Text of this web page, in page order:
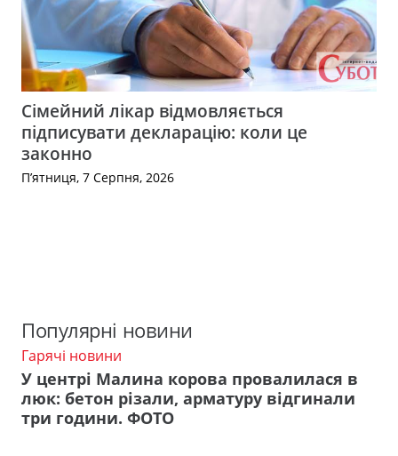
Сімейний лікар відмовляється
підписувати декларацію: коли це
законно
П’ятниця, 7 Серпня, 2026
Популярні новини
Гарячі новини
У центрі Малина корова провалилася в
люк: бетон різали, арматуру відгинали
три години. ФОТО